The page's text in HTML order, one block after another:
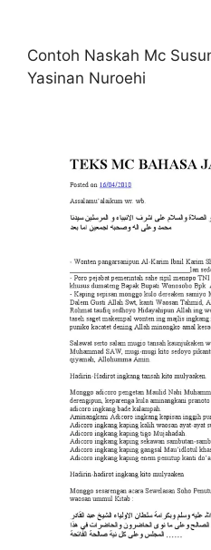
Contoh Naskah Mc
Yasinan Nuroehi